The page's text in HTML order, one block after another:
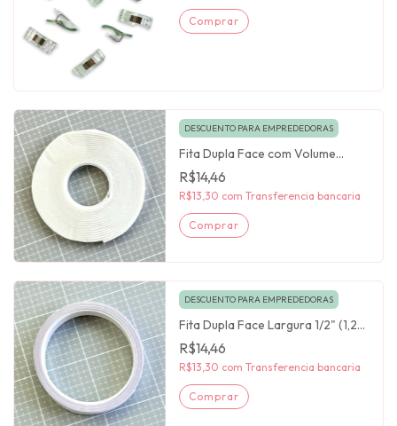
DESCUENTO PARA EMPREDEDORAS
Fita Dupla Face com Volume
Espessura 2 mm Largura 1/4" (6,3
mm) Artesana Taller
R$14,46
R$13,30 com Transferencia bancaria
DESCUENTO PARA EMPREDEDORAS
Fita Dupla Face Largura 1/2" (1,27
cm) Artesana Taller
R$14,46
R$13,30 com Transferencia bancaria